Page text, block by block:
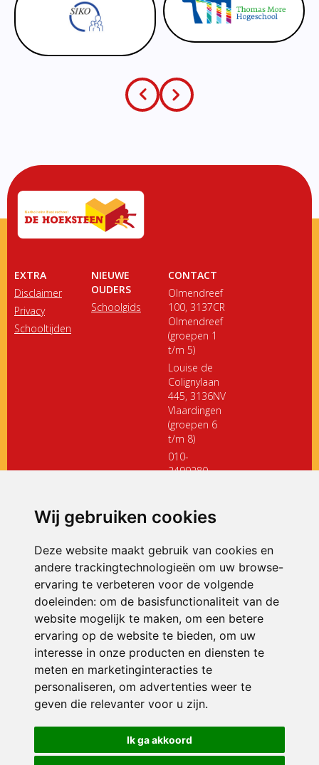
Wij gebruiken cookies
Deze website maakt gebruik van cookies en
andere trackingtechnologieën om uw browse-
ervaring te verbeteren voor de volgende
doeleinden: om de basisfunctionaliteit van de
website mogelijk te maken, om een betere
ervaring op de website te bieden, om uw
interesse in onze producten en diensten te
meten en marketinginteracties te
personaliseren, om advertenties weer te
geven die relevanter voor u zijn.
Ik ga akkoord
EXTRA
Disclaimer
Privacy
Schooltijden
NIEUWE
OUDERS
Schoolgids
CONTACT
Olmendreef
100, 3137CR
Olmendreef
(groepen 1
t/m 5)
Louise de
Colignylaan
445, 3136NV
Vlaardingen
(groepen 6
t/m 8)
010-
2499280
ONDERDEEL VAN
© 2026 De Hoeksteen | Alle rechten voorbehouden
Privacy policy|Disclaimer| Klachtenregeling|RSIN en Anbi
voorkeuren
Crealisatie The MindOffice